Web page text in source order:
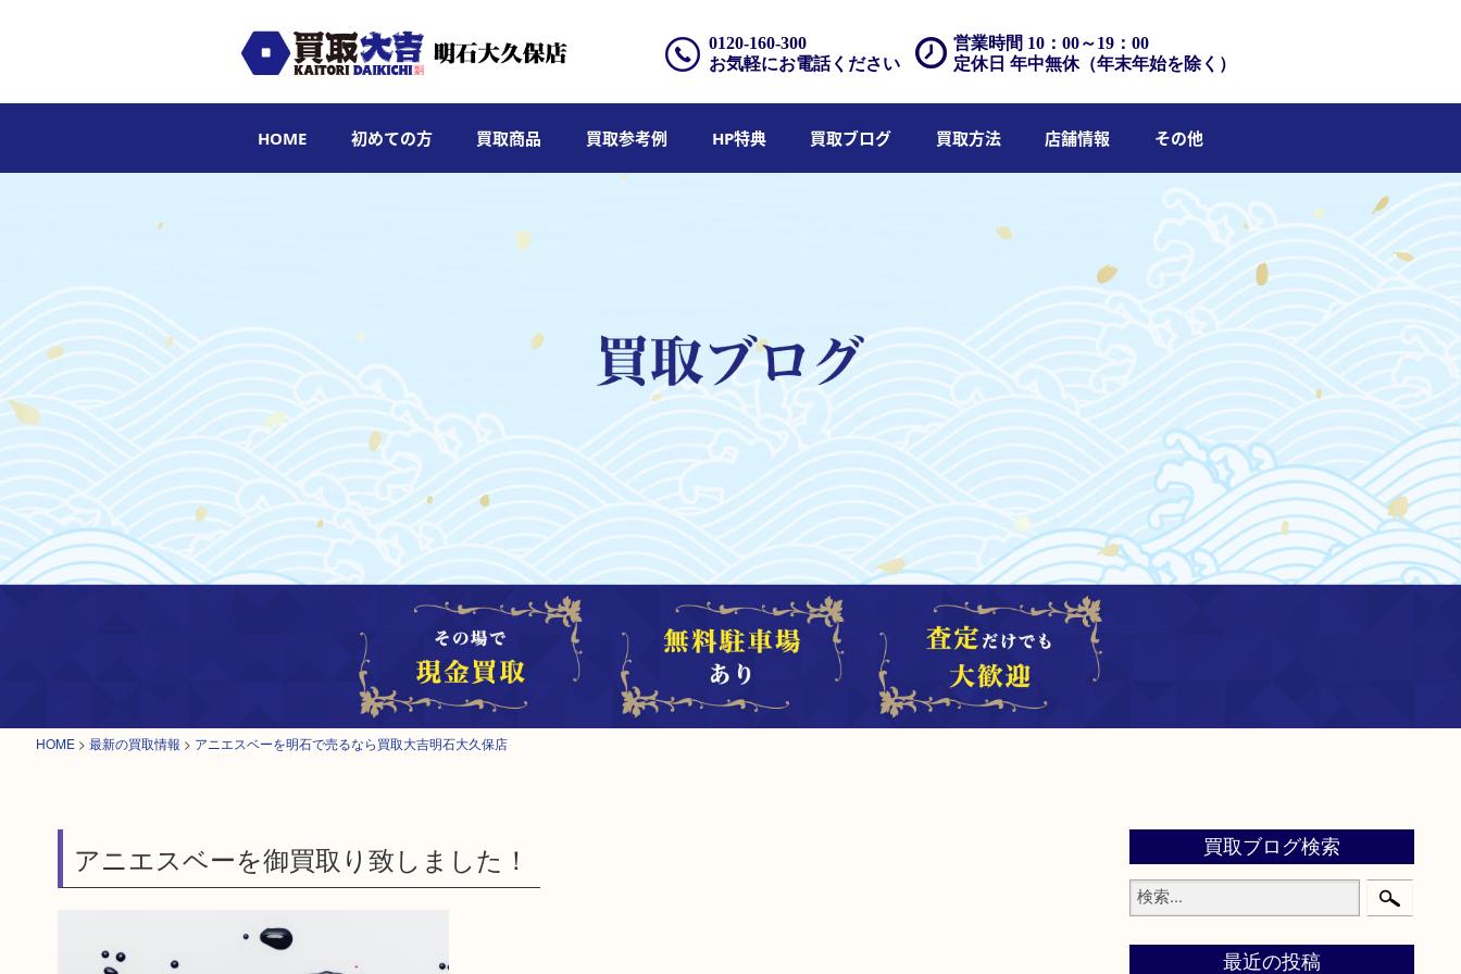
営業時間 10：00～19：00
定休日 年中無休（年末年始を除く）
0120-160-300
お気軽にお電話ください
HOME 初めての方 買取商品 買取参考例 HP特典 買取ブログ 買取方法 店舗情報 その他
HOME > 最新の買取情報 > アニエスベーを明石で売るなら買取大吉明石大久保店
アニエスベーを御買取り致しました！ 買取ブログ検索
最近の投稿